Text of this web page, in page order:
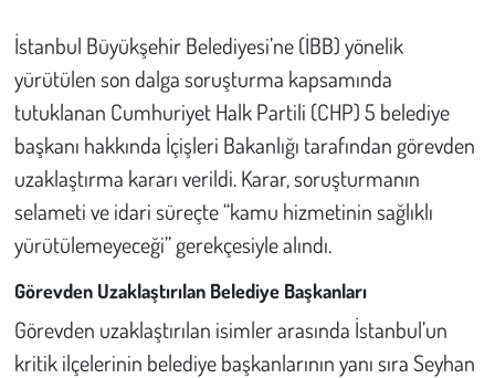
İstanbul Büyükşehir Belediyesi’ne (İBB) yönelik
yürütülen son dalga soruşturma kapsamında
tutuklanan Cumhuriyet Halk Partili (CHP) 5 belediye
başkanı hakkında İçişleri Bakanlığı tarafından görevden
uzaklaştırma kararı verildi. Karar, soruşturmanın
selameti ve idari süreçte “kamu hizmetinin sağlıklı
yürütülemeyeceği” gerekçesiyle alındı.
Görevden Uzaklaştırılan Belediye Başkanları
Görevden uzaklaştırılan isimler arasında İstanbul’un
kritik ilçelerinin belediye başkanlarının yanı sıra Seyhan
Tarih
Hukuk
Tarım
Son Dakika
Eğlence